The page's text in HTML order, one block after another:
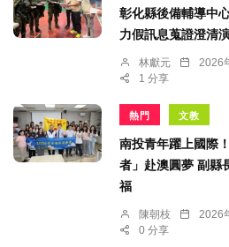
彰化縣後備輔導中
力假訊息蒐證澄清
林獻元 2026
1 分享
熱門 文教
南投青年躍上國際
者」赴澳圓夢 副縣
福
陳朝枝 2026
0 分享